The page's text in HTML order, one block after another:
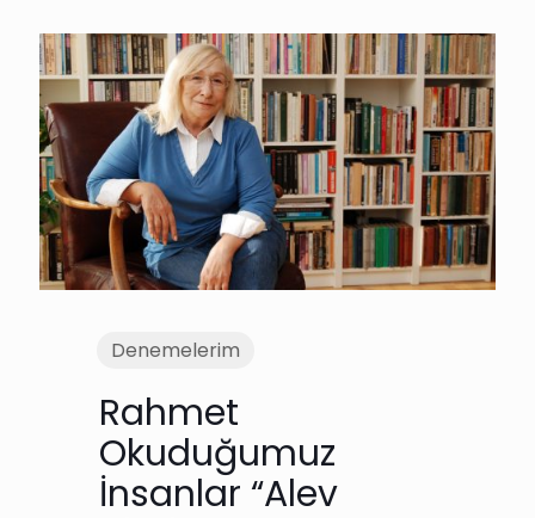
Denemelerim
Rahmet
Okuduğumuz
İnsanlar “Alev